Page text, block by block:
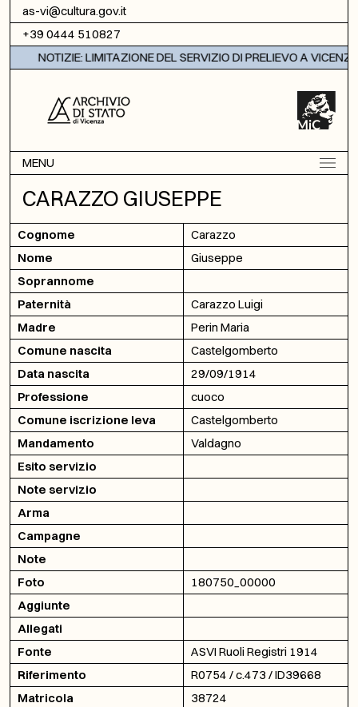
Vai al contenuto
as-vi@cultura.gov.it
+39 0444 510827
NOTIZIE: LIMITAZIONE DEL SERVIZIO DI PRELIEVO A VICENZA
MENU
CARAZZO GIUSEPPE
Cognome
Carazzo
Nome
Giuseppe
Soprannome
Paternità
Carazzo Luigi
Madre
Perin Maria
Comune nascita
Castelgomberto
Data nascita
29/09/1914
Professione
cuoco
Comune iscrizione leva
Castelgomberto
Mandamento
Valdagno
Esito servizio
Note servizio
Arma
Campagne
Note
Foto
180750_00000
Aggiunte
Allegati
Fonte
ASVI Ruoli Registri 1914
Riferimento
R0754 / c.473 / ID39668
Matricola
38724